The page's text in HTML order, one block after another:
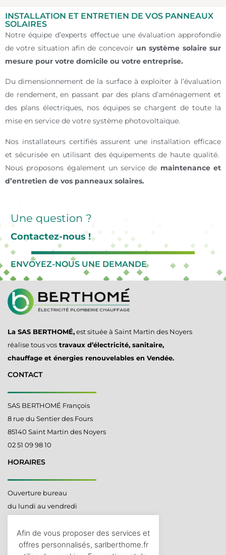
INSTALLATION ET ENTRETIEN DE VOS PANNEAUX
SOLAIRES
Notre équipe d’experts effectue une évaluation approfondie
de votre situation afin de concevoir un système solaire sur
mesure pour votre domicile ou votre entreprise.
Du dimensionnement de la surface à exploiter à l’évaluation
de rendement, en passant par des plans d’aménagement et
des plans électriques, nos équipes se chargent de toute la
mise en service de votre système photovoltaïque.
Nos installateurs certifiés assurent une installation efficace
et sécurisée en utilisant des équipements de haute qualité.
Nous proposons également un service de maintenance et
d’entretien de vos panneaux solaires.
Une question ?
Contactez-nous !
ENVOYEZ-NOUS UNE DEMANDE
La SAS BERTHOMÉ,est située à Saint Martin des Noyers
réalise tous vos travaux d’électricité, sanitaire,
chauffage et énergies renouvelables en Vendée.
CONTACT
SAS BERTHOMÉ François
8 rue du Sentier des Fours
85140 Saint Martin des Noyers
02 51 09 98 10
HORAIRES
Ouverture bureau
du lundi au vendredi
LIENS UTILES
Afin de vous proposer des services et
offres personnalisés, sarlberthome.fr